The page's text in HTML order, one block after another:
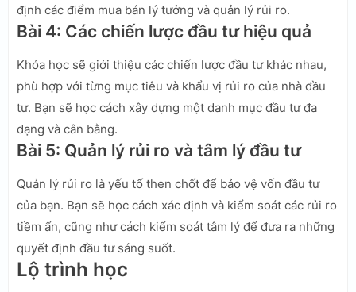
định các điểm mua bán lý tưởng và quản lý rủi ro.
Bài 4: Các chiến lược đầu tư hiệu quả
Khóa học sẽ giới thiệu các chiến lược đầu tư khác nhau,
phù hợp với từng mục tiêu và khẩu vị rủi ro của nhà đầu
tư. Bạn sẽ học cách xây dựng một danh mục đầu tư đa
dạng và cân bằng.
Bài 5: Quản lý rủi ro và tâm lý đầu tư
Quản lý rủi ro là yếu tố then chốt để bảo vệ vốn đầu tư
của bạn. Bạn sẽ học cách xác định và kiểm soát các rủi ro
tiềm ẩn, cũng như cách kiểm soát tâm lý để đưa ra những
quyết định đầu tư sáng suốt.
Lộ trình học